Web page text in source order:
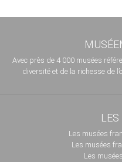
Avec près de 4 000 musées
diversité et de la richesse de
Les musées
Les musées
Les